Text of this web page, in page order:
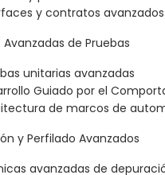
y contratos avanzados
de Pruebas
unitarias avanzadas
Guiado por el
de marcos de
y Perfilado Avanzados
avanzadas de